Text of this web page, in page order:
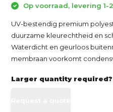
Op voorraad, levering 1-
UV-bestendig premium
duurzame kleurechtheid en
Waterdicht en geurloos
membraan voorkomt
Larger quantity required?